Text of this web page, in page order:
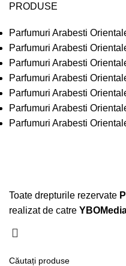
PRODUSE
Parfumuri Arabesti
Parfumuri Arabesti
Parfumuri Arabesti
Parfumuri Arabesti
Parfumuri Arabesti
Parfumuri Arabesti
Parfumuri Arabesti
Toate drepturile rezervate
realizat de catre